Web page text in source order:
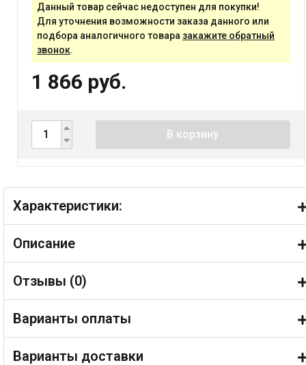
Данный товар сейчас недоступен для покупки!
Для уточнения возможности заказа данного или
подбора аналогичного товара закажите обратный
звонок.
1 866 руб.
В корзину
Характеристики:
Описание
Отзывы (0)
Варианты оплаты
Варианты доставки